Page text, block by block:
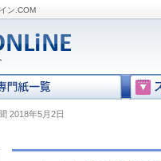
ン.COM
2018年5月2日